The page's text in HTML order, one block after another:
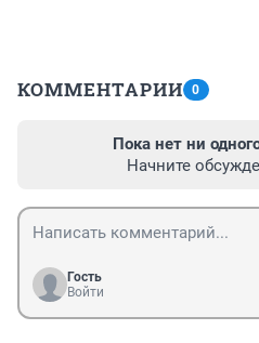
КОММЕНТАРИИ 0
Пока нет ни
Начните
Гость
Войти